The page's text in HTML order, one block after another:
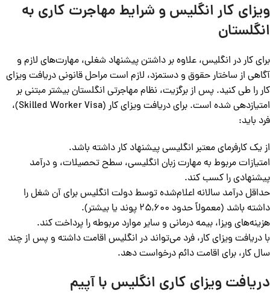
ویزای کار انگلیس و شرایط مهاجرت کاری به
انگلستان
برای کار در انگلیس، علاوه بر داشتن پیشنهاد شغلی، مهارت‌های لازم و
آگاهی از ساختار حقوق و دستمزد، لازم است مراحل قانونی دریافت ویزای
کار را طی کنید. پس از برگزیت، نظام مهاجرتی انگلستان بیشتر مبتنی بر
امتیازدهی شده است. برای دریافت ویزای کار (Skilled Worker Visa)،
فرد باید:
از یک کارفرمای معتبر انگلیسی پیشنهاد کار داشته باشد.
امتیازات مربوط به مهارت زبان انگلیسی، سطح تحصیلات، و درآمد
پیشنهادی را کسب کند.
حداقل درآمد سالانه اعلام‌شده توسط دولت انگلیس برای آن شغل را
داشته باشد (معمولاً حدود 25,600 پوند یا بیشتر).
هزینه‌های ویزا، بیمه درمانی و سایر موارد مربوطه را پرداخت کند.
با دریافت ویزای کار، فرد می‌تواند در انگلیس اقامت داشته و پس از چند
سال کار، برای اقامت دائم درخواست دهد.
دریافت ویزای کاری انگلیس با آپیم